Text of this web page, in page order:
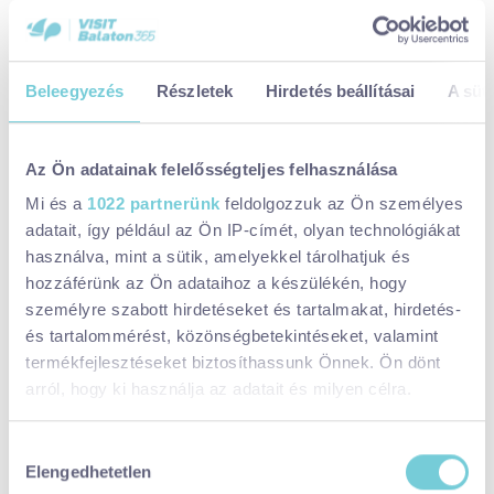
Beleegyezés Részletek Hirdetés beállításai A
Az Ön adatainak felelősségteljes felhasználása
Mi és a 1022 partnerünk feldolgozzuk az Ön személyes
adatait, így például az Ön IP-címét, olyan technológiákat
használva, mint a sütik, amelyekkel tárolhatjuk és
hozzáférünk az Ön adataihoz a készülékén, hogy
személyre szabott hirdetéseket és tartalmakat, hirdetés-
és tartalommérést, közönségbetekintéseket, valamint
termékfejlesztéseket biztosíthassunk Önnek. Ön dönt
arról, hogy ki használja az adatait és milyen célra.
Információgyűjtés az Ön földrajzi
kiválasztása
Elengedhetetlen
A helyszín vendégháza mellett szállást a közeli Zalakaroson is
tudtok foglalni. Ha több napra érkeztek, ne hagyjátok ki a közeli
Kis-Balaton körbejárásátésa zalakarosi fürdőzést se!